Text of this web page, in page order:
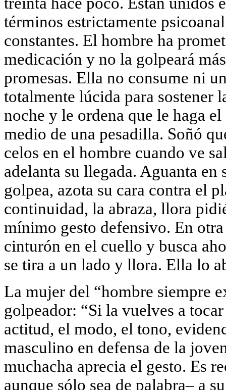
términos estrictamente
constantes. El hombre ha
medicación y no la golpeará
promesas. Ella no consume ni
totalmente lúcida para sostener
noche y le ordena que le haga
medio de una pesadilla. Soñó
celos en el hombre cuando ve
adelanta su llegada. Aguanta
golpea, azota su cara contra el
continuidad, la abraza, llora
mínimo gesto defensivo. En
cinturón en el cuello y busca
se tira a un lado y llora. Ella lo
La mujer del “hombre siempre
golpeador: “Si la vuelves a
actitud, el modo, el tono,
masculino en defensa de la
muchacha aprecia el gesto. Es
aunque sólo sea de palabra– a